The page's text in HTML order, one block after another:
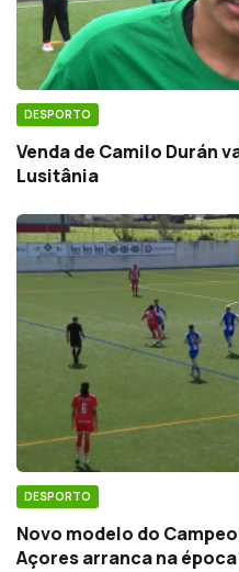
DESPORTO
Venda de Camilo Durán
Lusitânia
DESPORTO
Novo modelo do
Açores arranca na